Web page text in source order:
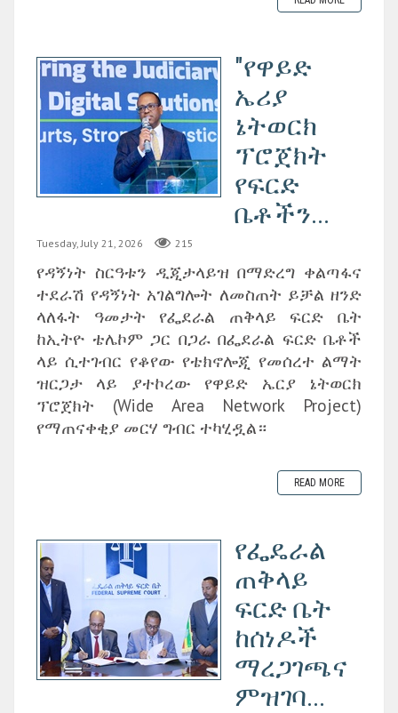
"የዋይድ
ኤሪያ
ኔትወርክ
ፕሮጀክት
የፍርድ
ቤቶችን...
Tuesday, July 21, 2026 215
የዳኝነት ስርዓቱን ዲጂታላይዝ በማድረግ ቀልጣፋና
ተደራሽ የዳኝነት አገልግሎት ለመስጠት ይቻል ዘንድ
ላለፋት ዓመታት የፌደራል ጠቅላይ ፍርድ ቤት
ከኢትዮ ቴሌኮም ጋር በጋራ በፌደራል ፍርድ ቤቶች
ላይ ሲተገብር የቆየው የቴክኖሎጂ የመሰረተ ልማት
ዝርጋታ ላይ ያተኮረው የዋይድ ኤርያ ኔትወርክ
ፕሮጀክት (Wide Area Network Project)
የማጠናቀቂያ መርሃ ግብር ተካሂዷል።
READ MORE
የፌዴራል
ጠቅላይ
ፍርድ ቤት
ከሰነዶች
ማረጋገጫና
ምዝገባ...